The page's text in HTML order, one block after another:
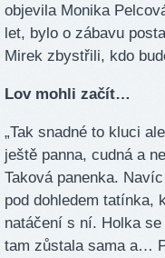
objevila Monika
let, bylo o zábavu
Mirek zbystřili, kdo
Lov mohli začít…
„Tak snadné to kluci
ještě panna, cudná a
Taková panenka.
pod dohledem tatínka,
natáčení s ní. Holka
tam zůstala sama a…